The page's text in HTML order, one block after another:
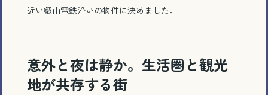
近い叡山電鉄沿いの物件に決めました。
意外と夜は静か。生活圏と観光
地が共存する街